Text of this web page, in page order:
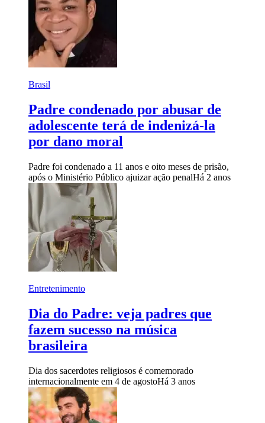
Brasil
Padre condenado por abusar de
adolescente terá de indenizá-la
por dano moral
Padre foi condenado a 11 anos e oito meses de prisão,
após o Ministério Público ajuizar ação penalHá 2 anos
Entretenimento
Dia do Padre: veja padres que
fazem sucesso na música
brasileira
Dia dos sacerdotes religiosos é comemorado
internacionalmente em 4 de agostoHá 3 anos